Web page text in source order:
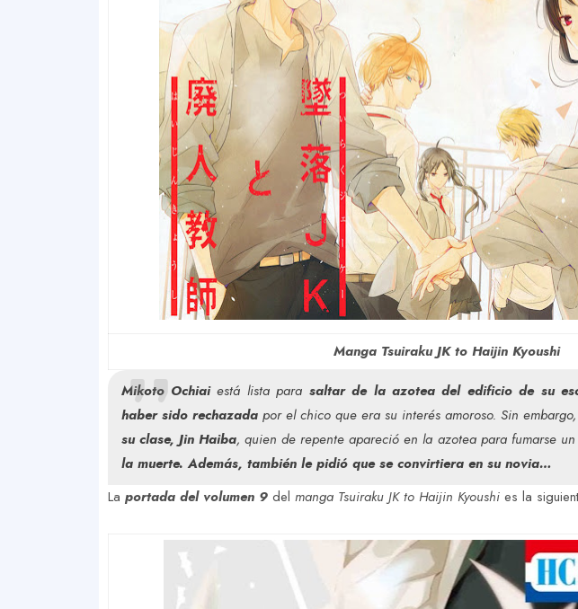
Manga Tsuiraku JK to Haijin Kyoushi
Mikoto Ochiaiestá lista para saltar de la azotea del edificio de su
haber sido rechazadapor el chico que era su interés amoroso. Sin
su clase, Jin Haiba, quien de repente apareció en la azotea para fumarse
la muerte. Además, también le pidió que se convirtiera en su novia…
La portada del volumen 9 del manga Tsuiraku JK to Haijin Kyoushi es la